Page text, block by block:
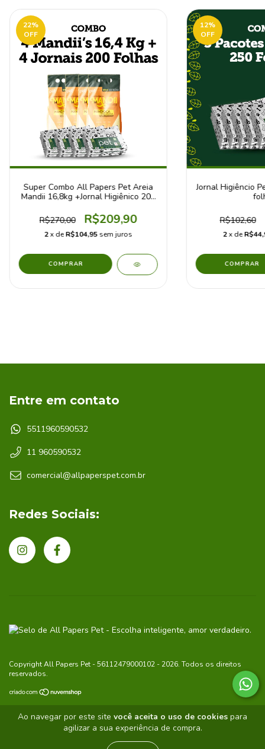
Ao navegar por este site você aceita o uso de cookies para
agilizar a sua experiência de compra.
22%
OFF
Super Combo All Papers Pet Areia
Mandii 16,8kg +Jornal Higiênico 200
R$270,00
R$209,90
2x deR$104,95sem juros
12%
OFF
Jornal Higiêncio
R$102,60
2x de
Entre em contato
5511960590532
11 960590532
comercial@allpaperspet.com.br
Redes Sociais:
Copyright All Papers Pet - 56112479000102 - 2026. Todos os direitos
reservados.